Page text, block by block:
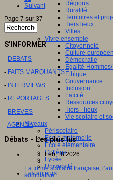
Régions
Ruralité
Territoires et
Tiers lieux
Villes
Vivre ensemble
Citoyenneté
Culture
Démocratie
Egalité
Ethique
Gouvernance
Inclusion
Laïcité
Ressources
Tiers - lieux
Vie scolaire et
Niveaux
Périscolaire
Ecole maternelle
Ecole élémentaire
Collège
Lycée
Université
Les auteurs
Suivant
Page 7 sur 37
S'INFORMER
- DEBATS
- FAITS MARQUANTS
- INTERVIEWS
- REPORTAGES
- BREVES
-AGENDA
Débats - Les plus lus
Feb 18 2026
La forme scolaire française,
sommative